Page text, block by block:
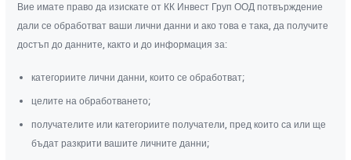
Вие имате право да изискате от КК Инвест Груп ООД потвърждение
дали се обработват ваши лични данни и ако това е така, да получите
достъп до данните, както и до информация за:
категориите лични данни, които се обработват;
целите на обработването;
получателите или категориите получатели, пред които са или ще
бъдат разкрити вашите личните данни;